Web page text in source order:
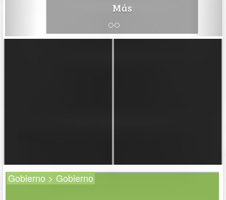
Más
Gobierno > Gobierno